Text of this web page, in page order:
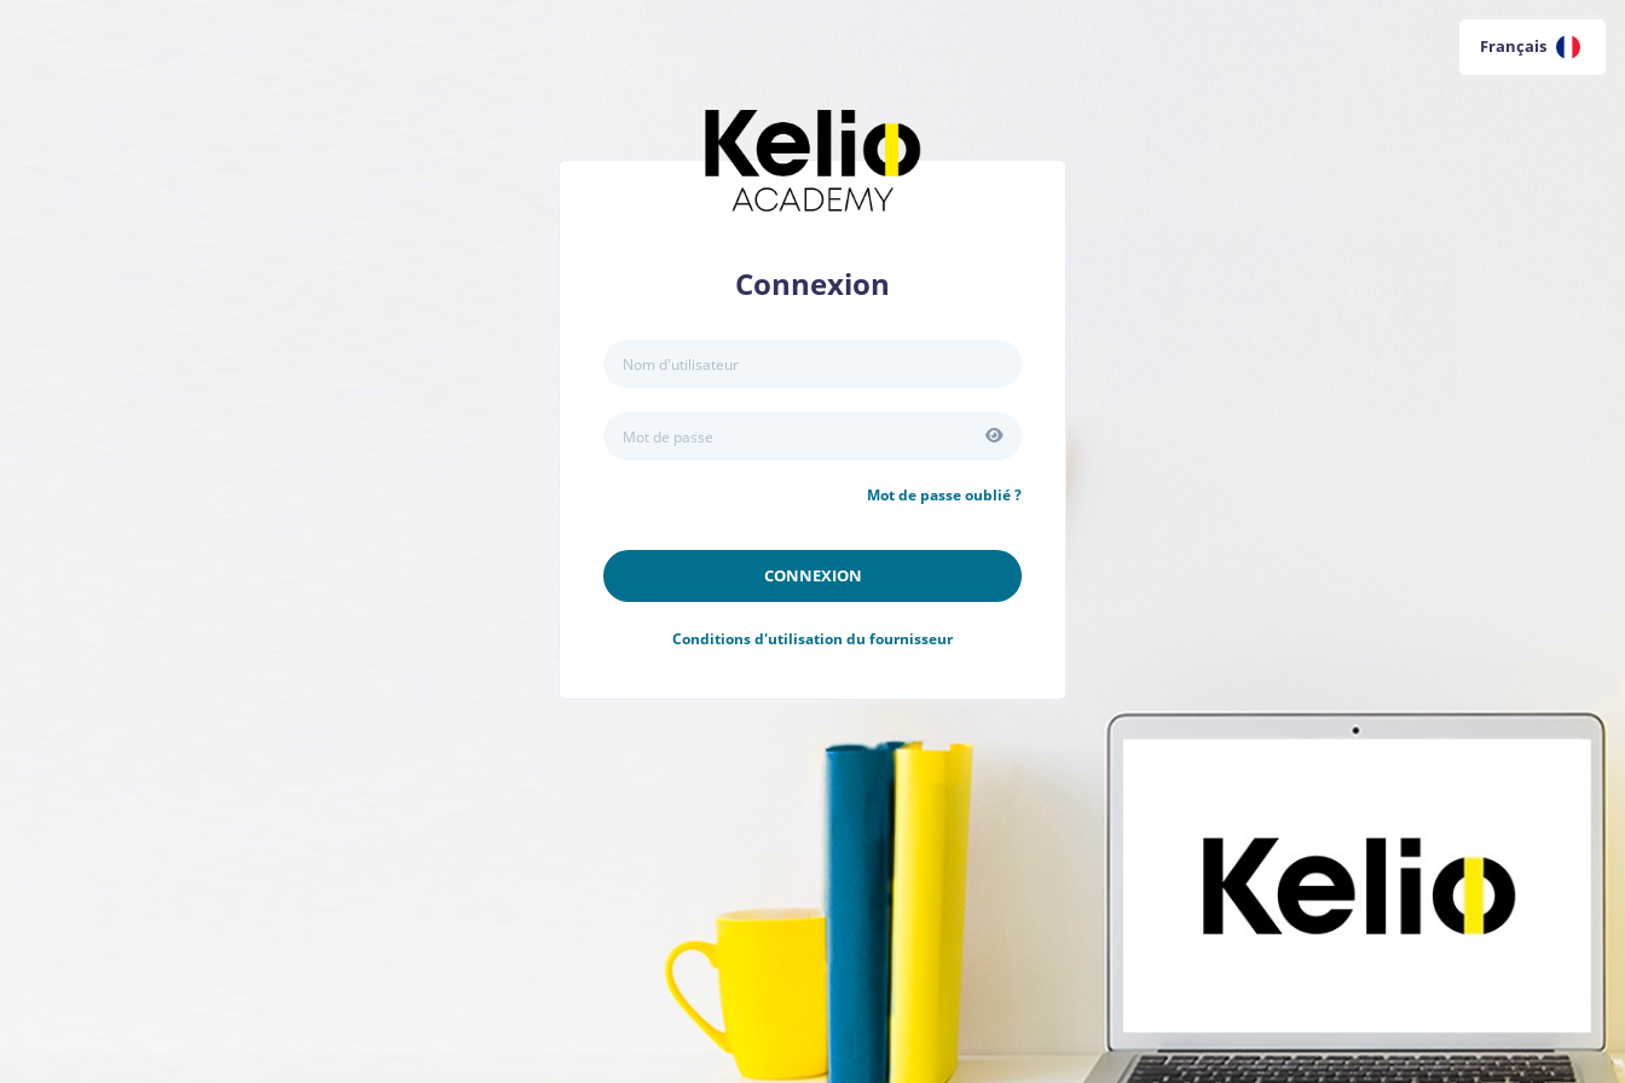
Français
Connexion
Mot de passe oublié ?
CONNEXION
Conditions d'utilisation du fournisseur